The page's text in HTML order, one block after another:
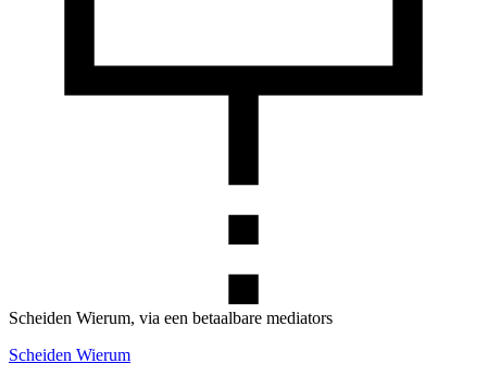
Scheiden Wierum, via een betaalbare mediators
Scheiden Wierum